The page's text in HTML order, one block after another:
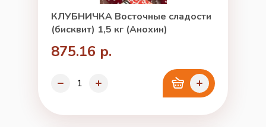
КЛУБНИЧКА Восточные сладости
(бисквит) 1,5 кг (Анохин)
875.16 р.